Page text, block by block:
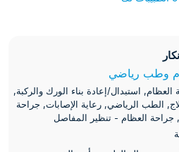
وطب رياضي
العظام, استبدال/إعادة بناء الورك والركبة,
الطب الرياضي, رعاية الإصابات, جراحة
جراحة العظام - تنظير المفاصل